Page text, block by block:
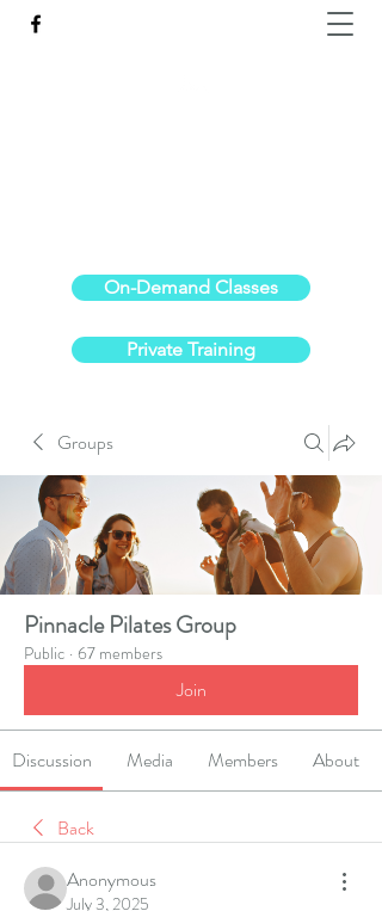
Private Training
On-Demand Classes
Groups
Pinnacle Pilates Group
Public · 67 members
Join
Discussion Media Members About
Back
Anonymous
July 3, 2025